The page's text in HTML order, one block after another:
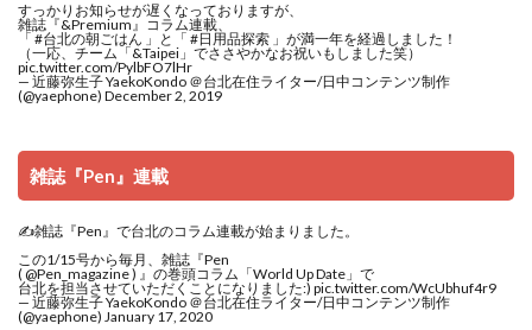
すっかりお知らせが遅くなっておりますが、
雑誌『&Premium』コラム連載、
「 #台北の朝ごはん 」と「 #日用品探索 」が満一年を経過しました！
（一応、チーム「&Taipei」でささやかなお祝いもしました笑）
pic.twitter.com/PylbFO7lHr
— 近藤弥生子 YaekoKondo ＠台北在住ライター/日中コンテンツ制作
(@yaephone) December 2, 2019
雑誌『Pen』連載
✍️雑誌『Pen』で台北のコラム連載が始まりました。
この1/15号から毎月、雑誌『Pen
( @Pen_magazine) 』の巻頭コラム「World Up Date」で
台北を担当させていただくことになりました:) pic.twitter.com/WcUbhuf4r9
— 近藤弥生子 YaekoKondo ＠台北在住ライター/日中コンテンツ制作
(@yaephone) January 17, 2020